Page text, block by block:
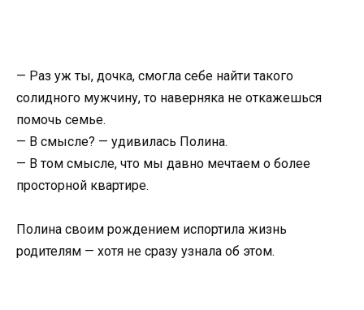
— Раз уж ты, дочка, смогла себе найти такого
солидного мужчину, то наверняка не откажешься
помочь семье.
— В смысле? — удивилась Полина.
— В том смысле, что мы давно мечтаем о более
просторной квартире.
Полина своим рождением испортила жизнь
родителям — хотя не сразу узнала об этом.